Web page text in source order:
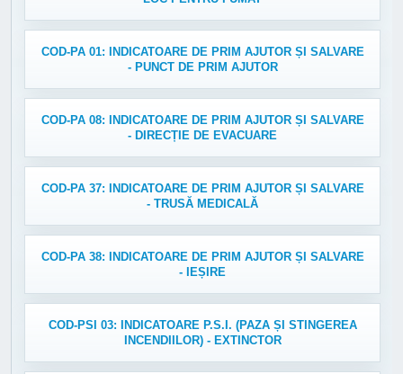
COD-PA 01: INDICATOARE DE PRIM AJUTOR ȘI SALVARE
- PUNCT DE PRIM AJUTOR
COD-PA 08: INDICATOARE DE PRIM AJUTOR ȘI SALVARE
- DIRECȚIE DE EVACUARE
COD-PA 37: INDICATOARE DE PRIM AJUTOR ȘI SALVARE
- TRUSĂ MEDICALĂ
COD-PA 38: INDICATOARE DE PRIM AJUTOR ȘI SALVARE
- IEȘIRE
COD-PSI 03: INDICATOARE P.S.I. (PAZA ȘI STINGEREA
INCENDIILOR) - EXTINCTOR